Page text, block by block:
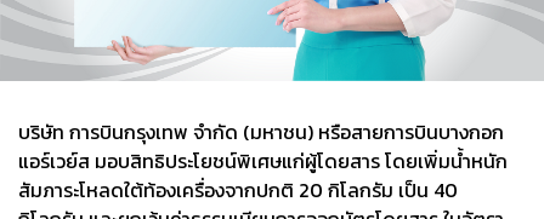
บริษัท การบินกรุงเทพ จำกัด (มหาชน) หรือสายการบินบางกอก
แอร์เวย์ส มอบสิทธิประโยชน์พิเศษแก่ผู้โดยสาร โดยเพิ่มน้ำหนัก
สัมภาระโหลดใต้ท้องเครื่องจากปกติ 20 กิโลกรัม เป็น 40